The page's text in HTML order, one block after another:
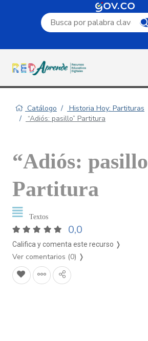
Campo de búsqueda por
Catálogo
Historia Hoy: Partituras
“Adiós: pasillo” Partitura
“Adiós:
Partitura
Textos
0,0
Califica y comenta este recurso ❭
Ver comentarios (0) ❭